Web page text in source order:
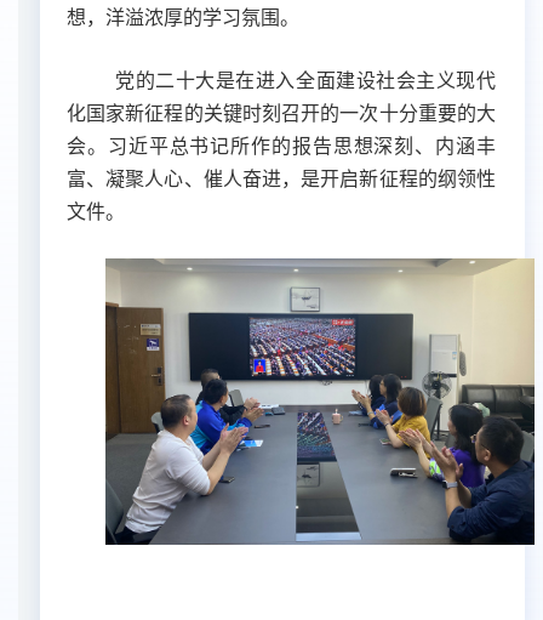
想，洋溢浓厚的学习氛围。
党的二十大是在进入全面建设社会主义现代
化国家新征程的关键时刻召开的一次十分重要的大
会。习近平总书记所作的报告思想深刻、内涵丰
富、凝聚人心、催人奋进，是开启新征程的纲领性
文件。